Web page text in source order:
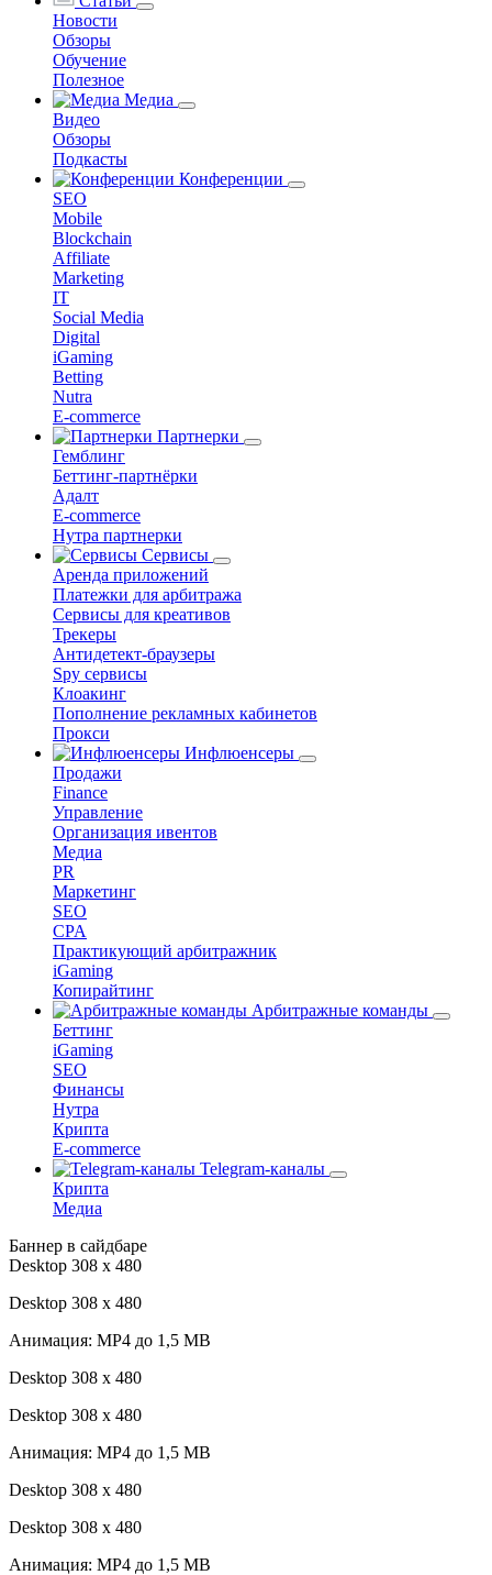
Новости
Обзоры
Обучение
Полезное
Медиа
Видео
Обзоры
Подкасты
Конференции
SEO
Mobile
Blockchain
Affiliate
Marketing
IT
Social Media
Digital
iGaming
Betting
Nutra
E-commerce
Партнерки
Гемблинг
Беттинг-партнёрки
Адалт
E-commerce
Нутра партнерки
Сервисы
Аренда приложений
Платежки для арбитража
Сервисы для креативов
Трекеры
Антидетект-браузеры
Spy сервисы
Клоакинг
Пополнение рекламных кабинетов
Прокси
Инфлюенсеры
Продажи
Finance
Управление
Организация ивентов
Медиа
PR
Маркетинг
SEO
CPA
Практикующий арбитражник
iGaming
Копирайтинг
Арбитражные команды
Беттинг
iGaming
SEO
Финансы
Нутра
Крипта
E-commerce
Telegram-каналы
Крипта
Медиа
Баннер в сайдбаре
Desktop 308 х 480
Desktop 308 х 480
Анимация: MP4 до 1,5 MB
Desktop 308 х 480
Desktop 308 х 480
Анимация: MP4 до 1,5 MB
Desktop 308 х 480
Desktop 308 х 480
Анимация: MP4 до 1,5 MB